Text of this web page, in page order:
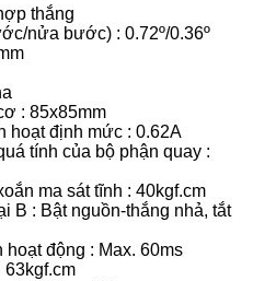
thắng
nửa bước) : 0.72º/0.36º
: 85x85mm
hoạt định mức : 0.62A
tính của bộ phận quay :
ma sát tĩnh : 40kgf.cm
B : Bật nguồn-thắng nhả, tắt
động : Max. 60ms
63kgf.cm